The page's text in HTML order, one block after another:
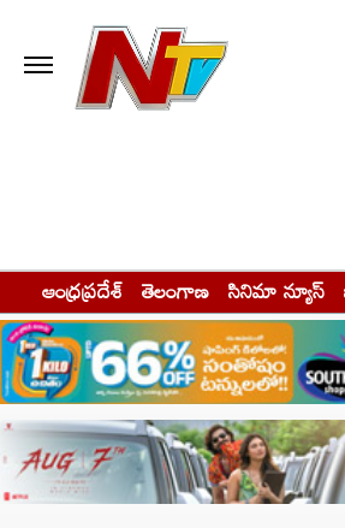
ఆంధ్రప్రదేశ్ తెలంగాణ సినిమా న్యూస్